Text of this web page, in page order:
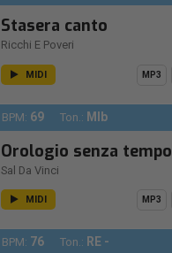
Stasera canto
Ricchi E Poveri
MIDI MP3
BPM: 69 Ton.: MIb
Orologio senza tempo
Sal Da Vinci
MIDI MP3
BPM: 76 Ton.: RE -